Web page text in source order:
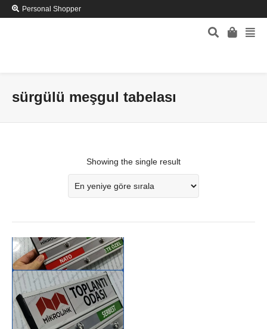
Personal Shopper
sürgülü meşgul tabelası
Showing the single result